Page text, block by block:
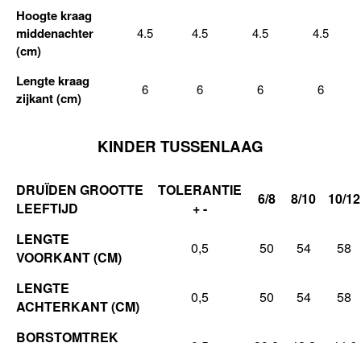
Hoogte kraag
middenachter
(cm)
4.5 4.5 4.5 4.5
Lengte kraag
zijkant (cm)
6 6 6 6
KINDER TUSSENLAAG
DRUÏDEN GROOTTE
LEEFTIJD
TOLERANTIE
+ -
6/8 8/10 10/12
LENGTE
VOORKANT (CM)
0,5 50 54 58
LENGTE
ACHTERKANT (CM)
0,5 50 54 58
BORSTOMTREK